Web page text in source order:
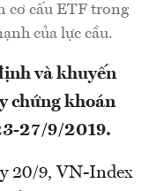
cơ cấu ETF trong
của lực cầu.
và khuyến
chứng khoán
27/9/2019.
20/9, VN-Index